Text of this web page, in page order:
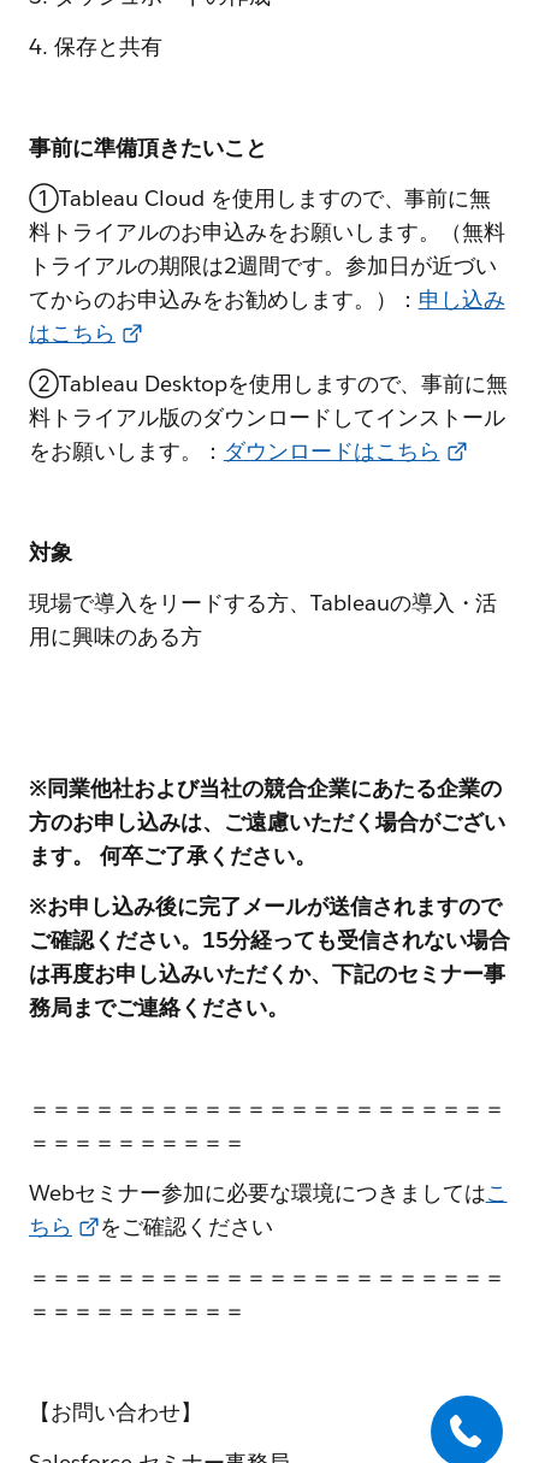
4. 保存と共有
事前に準備頂きたいこと
①Tableau Cloud を使用しますので、事前に無
料トライアルのお申込みをお願いします。（無料
トライアルの期限は2週間です。参加日が近づい
てからのお申込みをお勧めします。）： 申し込み
はこちら
②Tableau Desktopを使用しますので、事前に無
料トライアル版のダウンロードしてインストール
をお願いします。： ダウンロードはこちら
対象
現場で導入をリードする方、Tableauの導入・活
用に興味のある方
※同業他社および当社の競合企業にあたる企業の
方のお申し込みは、ご遠慮いただく場合がござい
ます。 何卒ご了承ください。
※お申し込み後に完了メールが送信されますので
ご確認ください。15分経っても受信されない場合
は再度お申し込みいただくか、下記のセミナー事
務局までご連絡ください。
＝＝＝＝＝＝＝＝＝＝＝＝＝＝＝＝＝＝＝＝＝＝
＝＝＝＝＝＝＝＝＝＝
Webセミナー参加に必要な環境につきましてはこ
ちら
をご確認ください
＝＝＝＝＝＝＝＝＝＝＝＝＝＝＝＝＝＝＝＝＝＝
＝＝＝＝＝＝＝＝＝＝
【お問い合わせ】